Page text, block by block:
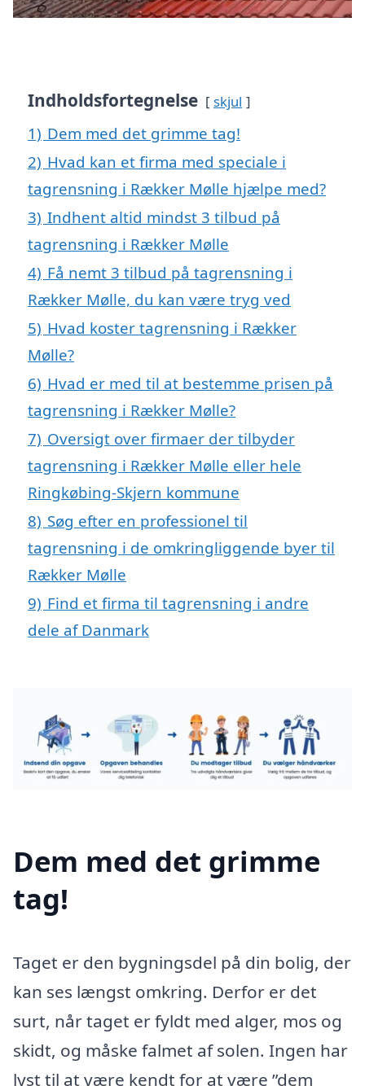
Indholdsfortegnelse skjul
1) Dem med det grimme tag!
2) Hvad kan et firma med speciale i
tagrensning i Rækker Mølle hjælpe med?
3) Indhent altid mindst 3 tilbud på
tagrensning i Rækker Mølle
4) Få nemt 3 tilbud på tagrensning i
Rækker Mølle, du kan være tryg ved
5) Hvad koster tagrensning i Rækker
Mølle?
6) Hvad er med til at bestemme prisen på
tagrensning i Rækker Mølle?
7) Oversigt over firmaer der tilbyder
tagrensning i Rækker Mølle eller hele
Ringkøbing-Skjern kommune
8) Søg efter en professionel til
tagrensning i de omkringliggende byer til
Rækker Mølle
9) Find et firma til tagrensning i andre
dele af Danmark
Dem med det grimme
tag!
Taget er den bygningsdel på din bolig, der
kan ses længst omkring. Derfor er det
surt, når taget er fyldt med alger, mos og
skidt, og måske falmet af solen. Ingen har
lyst til at være kendt for at være ”dem